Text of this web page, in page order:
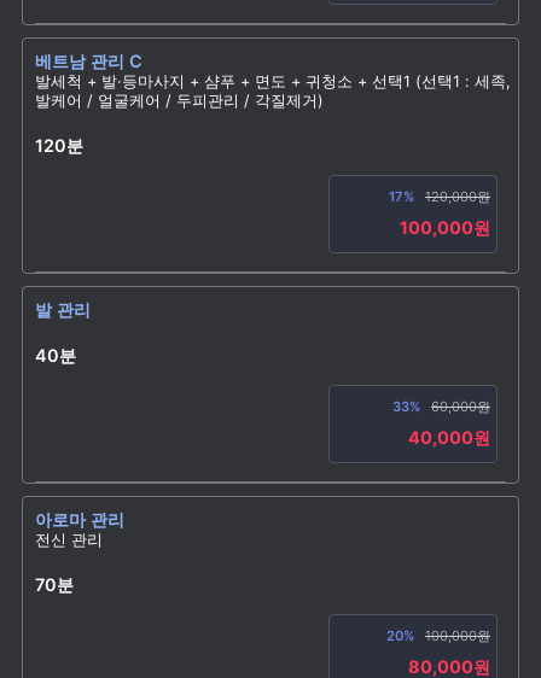
베트남 관리 C
발세척 + 발·등마사지 + 샴푸 + 면도 + 귀청소 + 선택1 (선택1 : 세족,
발케어 / 얼굴케어 / 두피관리 / 각질제거)
120분
17% 120,000원
100,000원
발 관리
40분
33% 60,000원
40,000원
아로마 관리
전신 관리
70분
20% 100,000원
80,000원